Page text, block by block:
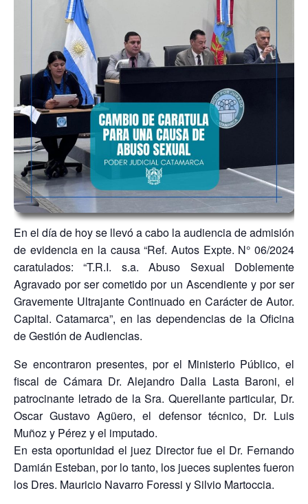
En el día de hoy se llevó a cabo la audiencia de admisión
de evidencia en la causa “Ref. Autos Expte. N° 06/2024
caratulados: “T.R.I. s.a. Abuso Sexual Doblemente
Agravado por ser cometido por un Ascendiente y por ser
Gravemente Ultrajante Continuado en Carácter de Autor.
Capital. Catamarca”, en las dependencias de la Oficina
de Gestión de Audiencias.
Se encontraron presentes, por el Ministerio Público, el
fiscal de Cámara Dr. Alejandro Dalla Lasta Baroni, el
patrocinante letrado de la Sra. Querellante particular, Dr.
Oscar Gustavo Agüero, el defensor técnico, Dr. Luis
Muñoz y Pérez y el imputado.
En esta oportunidad el juez Director fue el Dr. Fernando
Damián Esteban, por lo tanto, los jueces suplentes fueron
los Dres. Mauricio Navarro Foressi y Silvio Martoccia.